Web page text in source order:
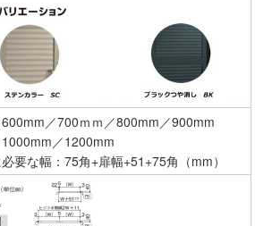
／700ｍｍ／800mm／900mm
／1200mm
要な幅：75角+扉幅+51+75角（mm）